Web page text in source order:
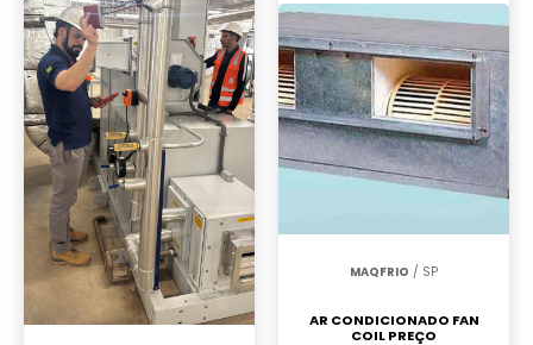
MAQFRIO / SP
AR CONDICIONADO FAN
COIL PREÇO